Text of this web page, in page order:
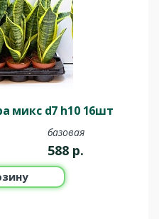
микс d7 h10 16шт
базовая
588 р.